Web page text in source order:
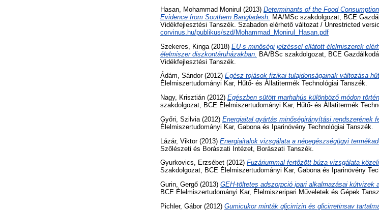
Hasan, Mohammad Monirul (2013) Determinants of the Food
Evidence from Southern Bangladesh. MA/MSc szakdolgozat, BCE
Vidékfejlesztési Tanszék. Szabadon elérhető változat / Unrestricted
corvinus.hu/publikus/szd/Mohammad_Monirul_Hasan.pdf
Szekeres, Kinga (2018) EU-s minőségi jelzéssel ellátott élelmiszerek
élelmiszer diszkontáruházakban. BA/BSc szakdolgozat, BCE
Vidékfejlesztési Tanszék.
Ádám, Sándor(2012) Egész tojások fizikai tulajdonságainak változása
Élelmiszertudományi Kar, Hűtő- és Állatitermék Technológiai Tanszék.
Nagy, Krisztián (2012) Egészben sütött marhahús különböző módon
szakdolgozat, BCE Élelmiszertudományi Kar, Hűtő- és Állatitermék
Győri, Szilvia (2012) Energiaital gyártás minőségirányítási rendszerének
Élelmiszertudományi Kar, Gabona és Iparinövény Technológiai Tanszék.
Lázár, Viktor(2013) Energiaitalok vizsgálata a népegészségügyi
Szőlészeti és Borászati Intézet, Borászati Tanszék.
Gyurkovics, Erzsébet (2012) Fuzáriummal fertőzött búza vizsgálata
Szakdolgozat, BCE Élelmiszertudományi Kar, Gabona és Iparinövény
Gurin, Gergő (2013) GEH-töltetes adszorpció ipari alkalmazásai kútvizek
BCE Élelmiszertudományi Kar, Élelmiszeripari Műveletek és Gépek
Pichler, Gábor(2012) Gumicukor minták glicirrizin és glicirretinsav